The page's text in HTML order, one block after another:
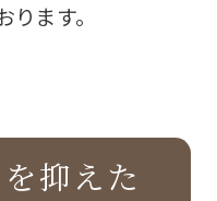
ます。
抑えた